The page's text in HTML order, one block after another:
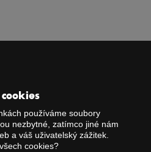
používáme soubory
nezbytné, zatímco jiné nám
a váš uživatelský zážitek.
cookies?